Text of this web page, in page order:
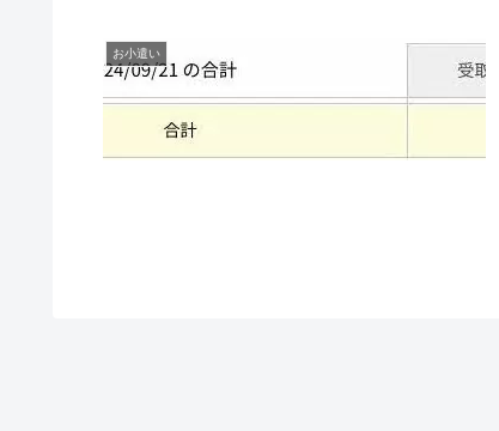
お小遣い